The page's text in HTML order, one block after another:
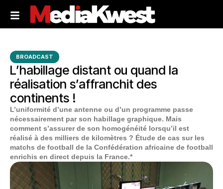
BROADCAST
L’habillage distant ou quand la
réalisation s’affranchit des
continents !
L’uniformité d’une antenne ou d’un programme passe
nécessairement par son habillage graphique. Mais
comment s’assurer de son homogénéité lorsqu’il est
réalisé à des milliers de kilomètres ? Étude de cas sur les
matchs de football de la Confédération africaine de football
enrichis en direct depuis la France.*